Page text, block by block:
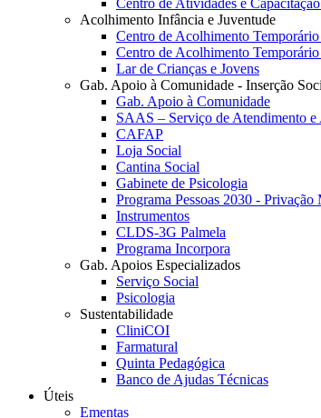
Centro de Atividades e
Acolhimento Infância e Juventude
Centro de Acolhimento
Centro de Acolhimento
Lar de Crianças e Jovens
Gab. Apoio à Comunidade - Inserção
Gab. Apoio à Comunidade
SAAS – Serviço de Atendimento e
CAFAP
Loja Social
Cantina Social
Gabinete de Psicologia
Programa Pessoas 2030 - Privação
Instrumentos
CLDS-3G Palmela
Programa Incorpora
Gab. Apoios Especializados
Serviço Social
Psicologia
Sustentabilidade
CliniCOI
Farmatural
Quinta Pedagógica
Banco de Ajudas Técnicas
Úteis
Ementas